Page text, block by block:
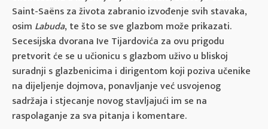
Saint-Saëns za života zabranio izvođenje svih stavaka,
osim Labuda, te što se sve glazbom može prikazati.
Secesijska dvorana Ive Tijardovića za ovu prigodu
pretvorit će se u učionicu s glazbom uživo u bliskoj
suradnji s glazbenicima i dirigentom koji poziva učenike
na dijeljenje dojmova, ponavljanje već usvojenog
sadržaja i stjecanje novog stavljajući im se na
raspolaganje za sva pitanja i komentare.